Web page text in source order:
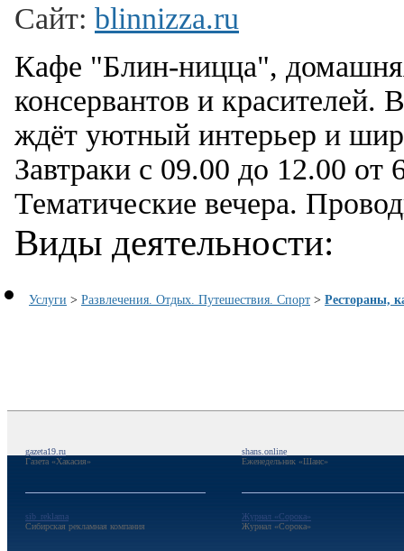
Сайт: blinnizza.ru
Кафе "Блин-ницца",
консервантов и
ждёт уютный интерьер и
Завтраки с 09.00 до 12.00
Тематические вечера.
Виды деятельности:
Услуги > Развлечения. Отдых. Путешествия. Спорт > Рестораны,
gazeta19.ru
Газета «Хакасия»
shans.online
Еженедельник «Шанс»
sib_reklama
Сибирская рекламная компания
Журнал «Сорока»
Журнал «Сорока»